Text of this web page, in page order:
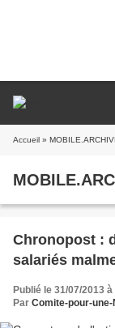
Accueil »
Chronopost :
salariés
Publié le 31/07/2013 à
Par Comite-pour-